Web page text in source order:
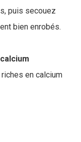
puis secouez
bien enrobés.
en calcium